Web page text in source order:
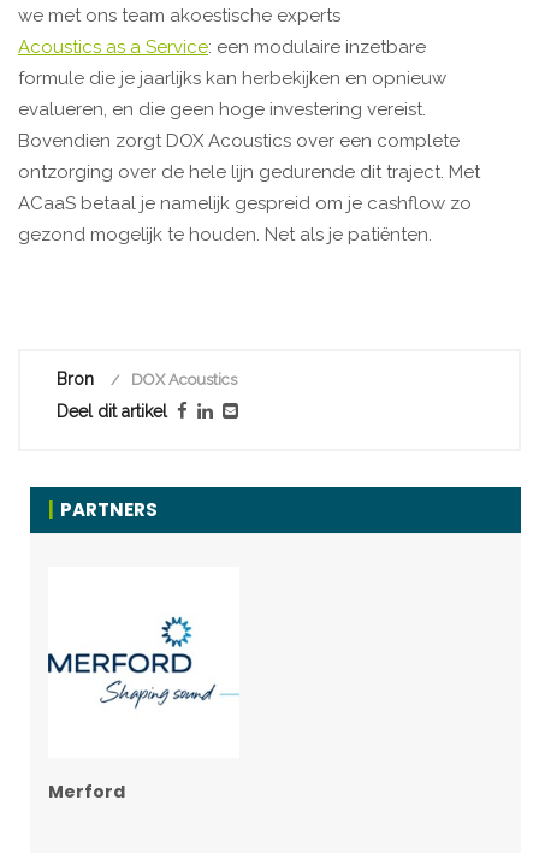
we met ons team akoestische experts
Acoustics as a Service: een modulaire inzetbare
formule die je jaarlijks kan herbekijken en opnieuw
evalueren, en die geen hoge investering vereist.
Bovendien zorgt DOX Acoustics over een complete
ontzorging over de hele lijn gedurende dit traject. Met
ACaaS betaal je namelijk gespreid om je cashflow zo
gezond mogelijk te houden. Net als je patiënten.
Bron DOX Acoustics
Deel dit artikel
PARTNERS
Merford